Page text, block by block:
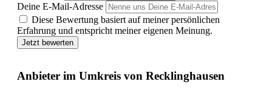
Deine E-Mail-Adresse
Diese Bewertung basiert auf meiner persönlichen
Erfahrung und entspricht meiner eigenen Meinung.
Jetzt bewerten
Anbieter im Umkreis von Recklinghausen